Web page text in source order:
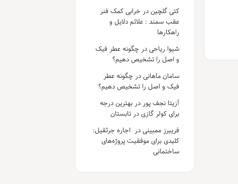
کتی گلچیندر خرابی کمک فنر
عقب سمند : علائم دلایل و
راهکارها
شیوا ریاحیدر چگونه عطر فیک
و اصل را تشخیص دهیم؟
سامان ماهانیدر چگونه عطر
فیک و اصل را تشخیص دهیم؟
آزیتا نجف پور در بهترین درجه
برای کولر گازی در تابستان
فریبرز ممبینیدر اجاره جرثقیل:
کلیدی برای موفقیت پروژه‌های
ساختمانی